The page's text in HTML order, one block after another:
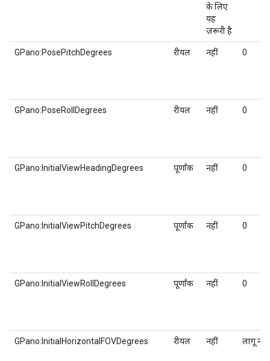
के लिए
यह
ज़रूरी है
GPano:PosePitchDegrees रीयल नहीं 0
GPano:PoseRollDegrees रीयल नहीं 0
GPano:InitialViewHeadingDegrees पूर्णांक नहीं 0
GPano:InitialViewPitchDegrees पूर्णांक नहीं 0
GPano:InitialViewRollDegrees पूर्णांक नहीं 0
GPano:InitialHorizontalFOVDegrees रीयल नहीं लागू नहीं